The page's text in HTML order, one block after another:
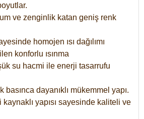
ve zenginlik katan geniş renk
homojen ısı dağılımı
konforlu ısınma
su hacmi ile enerji tasarrufu
dayanıklı mükemmel yapı.
yapısı sayesinde kaliteli ve